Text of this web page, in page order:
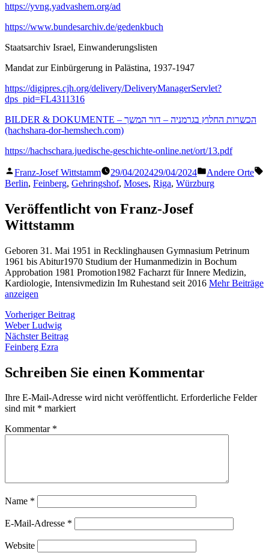
https://yvng.yadvashem.org/ad
https://www.bundesarchiv.de/gedenkbuch
Staatsarchiv Israel, Einwanderungslisten
Mandat zur Einbürgerung in Palästina, 1937-1947
https://digipres.cjh.org/delivery/DeliveryManagerServlet?
dps_pid=FL4311316
BILDER & DOKUMENTE – הכשרות החלוץ בגרמניה – דור המשך
(hachshara-dor-hemshech.com)
https://hachschara.juedische-geschichte-online.net/ort/13.pdf
Veröffentlicht
von
Franz-Josef Wittstamm 29/04/202429/04/2024
Veröffentlicht
in
Andere Orte
Berlin, Feinberg, Gehringshof, Moses, Riga, Würzburg
Veröffentlicht von Franz-Josef
Wittstamm
Geboren 31. Mai 1951 in Recklinghausen Gymnasium Petrinum
1961 bis Abitur1970 Studium der Humanmedizin in Bochum
Approbation 1981 Promotion1982 Facharzt für Innere Medizin,
Kardiologie, Intensivmedizin Im Ruhestand seit 2016 Mehr Beiträge
anzeigen
Beitragsnavigation
Vorheriger BeitragVorheriger
Weber Ludwig
Nächster BeitragNächster
Feinberg Ezra
Schreiben Sie einen Kommentar
Ihre E-Mail-Adresse wird nicht veröffentlicht. Erforderliche Felder
sind mit * markiert
Kommentar *
Name *
E-Mail-Adresse *
Website